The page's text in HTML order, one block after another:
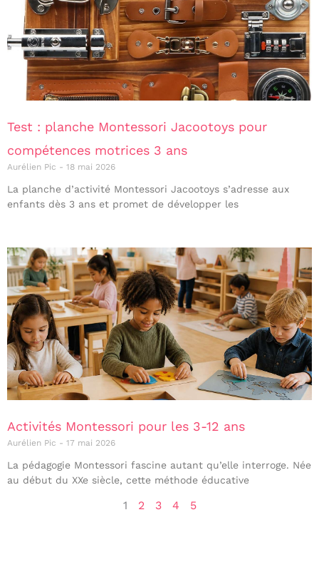
Test : planche Montessori Jacootoys pour
compétences motrices 3 ans
Aurélien Pic 18 mai 2026
La planche d’activité Montessori Jacootoys s’adresse aux
enfants dès 3 ans et promet de développer les
Activités Montessori pour les 3-12 ans
Aurélien Pic 17 mai 2026
La pédagogie Montessori fascine autant qu’elle interroge. Née
au début du XXe siècle, cette méthode éducative
1 2 3 4 5